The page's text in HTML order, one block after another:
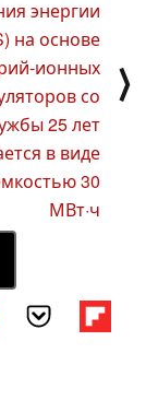
энергии
на основе
ионных
со
25 лет
в виде
30
МВт·ч
⟩